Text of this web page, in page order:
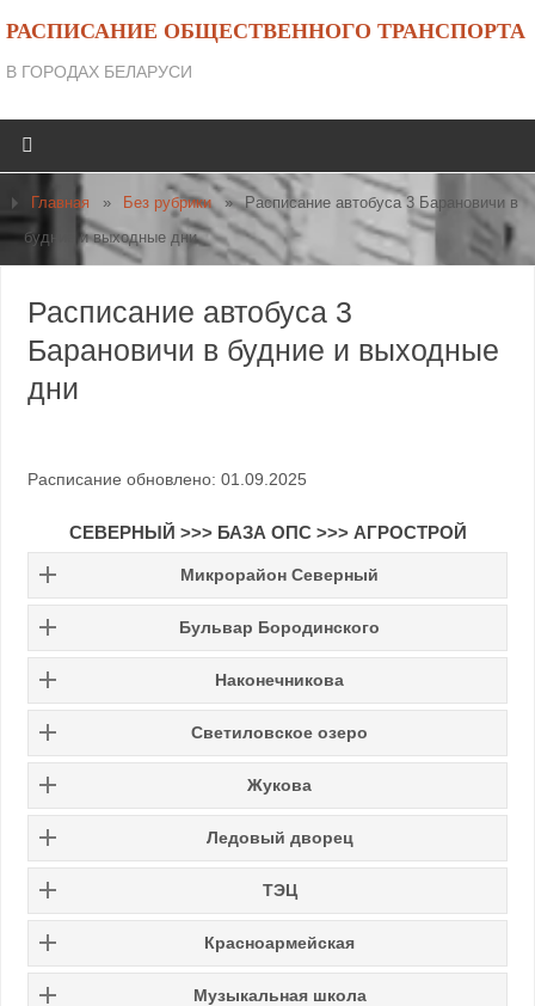
РАСПИСАНИЕ ОБЩЕСТВЕННОГО ТРАНСПОРТА
В ГОРОДАХ БЕЛАРУСИ
Главная » Без рубрики » Расписание автобуса 3 Барановичи в
будние и выходные дни
Расписание автобуса 3
Барановичи в будние и выходные
дни
Расписание обновлено: 01.09.2025
СЕВЕРНЫЙ >>> БАЗА ОПС >>> АГРОСТРОЙ
Микрорайон Северный
Бульвар Бородинского
Наконечникова
Светиловское озеро
Жукова
Ледовый дворец
ТЭЦ
Красноармейская
Музыкальная школа